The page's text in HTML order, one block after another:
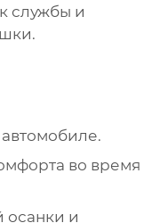
службы и
во время
осанки и